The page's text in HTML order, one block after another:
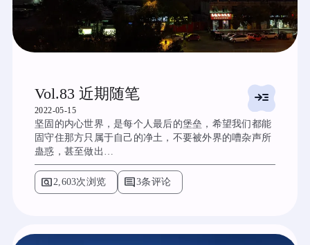
Vol.83 近期随笔
2022-05-15
read_more
坚固的内心世界，是每个人最后的堡垒，希望我们都能
固守住那方只属于自己的净土，不要被外界的嘈杂声所
蛊惑，甚至做出…
pageview2,603次浏览 comment3条评论